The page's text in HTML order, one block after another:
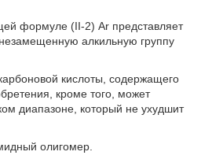
формуле (II-2) Ar представляет
алкильную группу
кислоты, содержащего
кроме того, может
диапазоне, который не ухудшит
олигомер.